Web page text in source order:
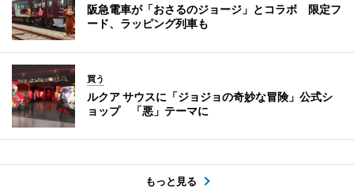
阪急電車が「おさるのジョージ」とコラボ 限定フ
ード、ラッピング列車も
買う
ルクア サウスに「ジョジョの奇妙な冒険」公式シ
ョップ 「悪」テーマに
もっと見る